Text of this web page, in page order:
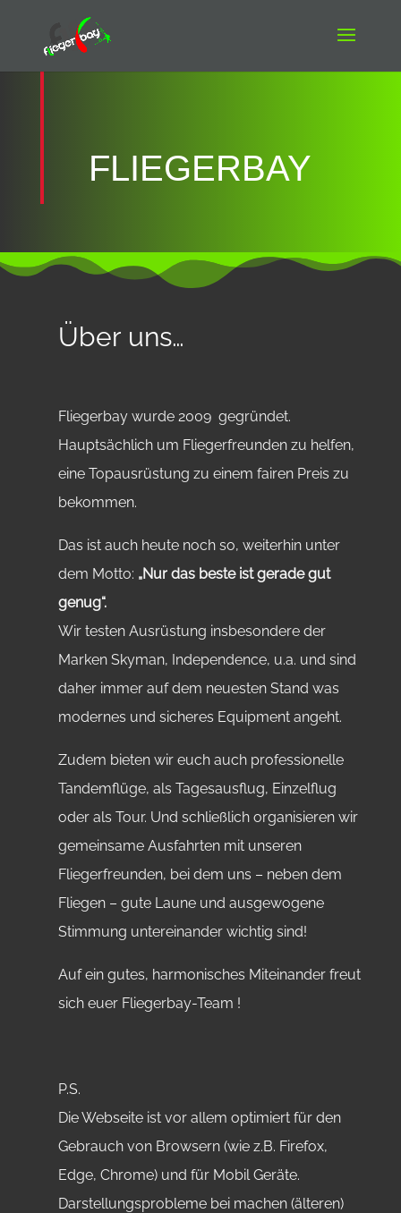
FLIEGERBAY
Über uns…
Fliegerbay wurde 2009 gegründet.
Hauptsächlich um Fliegerfreunden zu helfen,
eine Topausrüstung zu einem fairen Preis zu
bekommen.
Das ist auch heute noch so, weiterhin unter
dem Motto: „Nur das beste ist gerade gut
genug“.
Wir testen Ausrüstung insbesondere der
Marken Skyman, Independence, u.a. und sind
daher immer auf dem neuesten Stand was
modernes und sicheres Equipment angeht.
Zudem bieten wir euch auch professionelle
Tandemflüge, als Tagesausflug, Einzelflug
oder als Tour. Und schließlich organisieren wir
gemeinsame Ausfahrten mit unseren
Fliegerfreunden, bei dem uns – neben dem
Fliegen – gute Laune und ausgewogene
Stimmung untereinander wichtig sind!
Auf ein gutes, harmonisches Miteinander freut
sich euer Fliegerbay-Team !
P.S.
Die Webseite ist vor allem optimiert für den
Gebrauch von Browsern (wie z.B. Firefox,
Edge, Chrome) und für Mobil Geräte.
Darstellungsprobleme bei machen (älteren)